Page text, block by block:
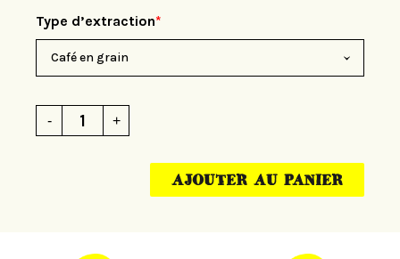
Type d’extraction*
-
quantité
CAFÉ
CAJAMARCA
+
AJOUTER AU PANIER